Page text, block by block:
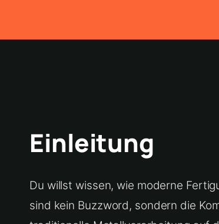
Einleitung
Du willst wissen, wie moderne
sind kein Buzzword, sondern die